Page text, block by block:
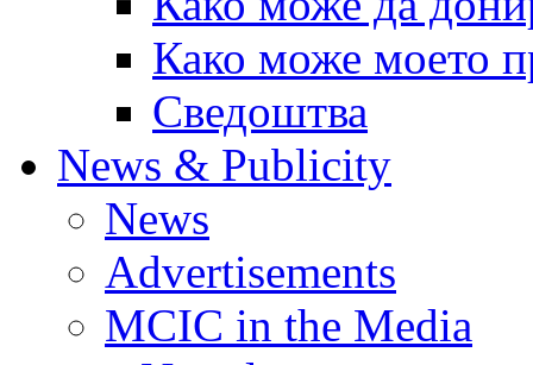
Како може моето
Сведоштва
News & Publicity
News
Advertisements
MCIC in the Media